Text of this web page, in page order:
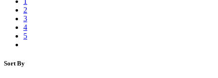
2
3
4
5
Sort By